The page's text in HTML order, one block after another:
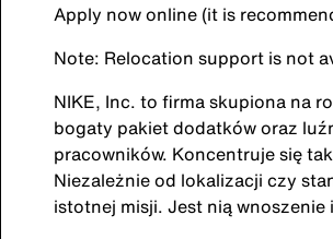
Apply now online (it is
Note: Relocation support is not
NIKE, Inc. to firma skupiona na
bogaty pakiet dodatków oraz
pracowników. Koncentruje się
Niezależnie od lokalizacji czy
istotnej misji. Jest nią